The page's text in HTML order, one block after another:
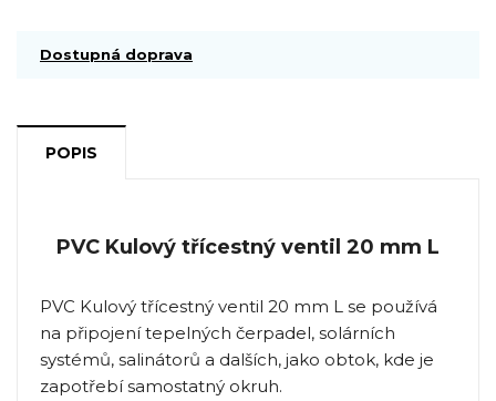
Dostupná doprava
POPIS
PVC Kulový třícestný ventil 20 mm L
PVC Kulový třícestný ventil 20 mm L se používá
na připojení tepelných čerpadel, solárních
systémů, salinátorů a dalších, jako obtok, kde je
zapotřebí samostatný okruh.